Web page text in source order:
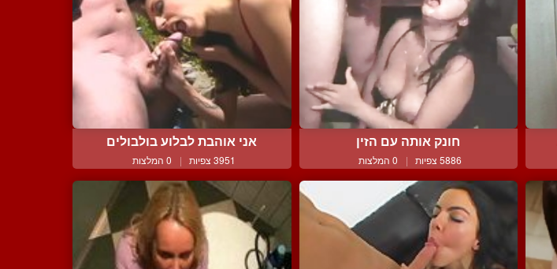
חונק אותה עם הזין
5886 צפיות | 0 המלצות
אני אוהבת לבלוע בולבולים
3951 צפיות | 0 המלצות